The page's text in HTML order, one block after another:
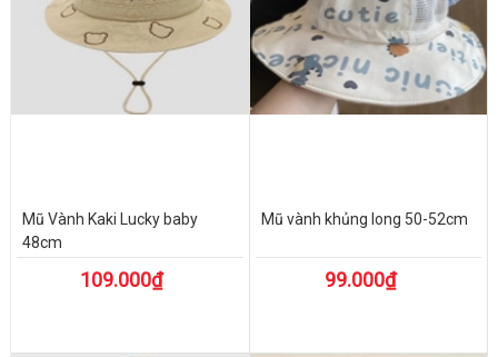
Mũ Vành Kaki Lucky baby
48cm
109.000₫
Mũ vành khủng long 50-52cm
99.000₫